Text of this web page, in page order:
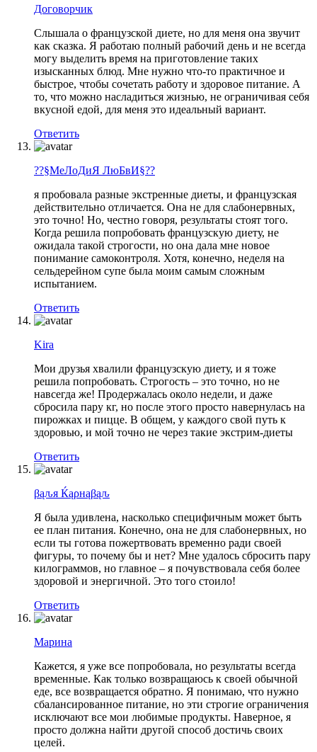
Договорчик
Слышала о французской диете, но для меня она звучит
как сказка. Я работаю полный рабочий день и не всегда
могу выделить время на приготовление таких
изысканных блюд. Мне нужно что-то практичное и
быстрое, чтобы сочетать работу и здоровое питание. А
то, что можно насладиться жизнью, не ограничивая себя
вкусной едой, для меня это идеальный вариант.
Ответить
??§МеЛоДиЯ ЛюБвИ§??
я пробовала разные экстренные диеты, и французская
действительно отличается. Она не для слабонервных,
это точно! Но, честно говоря, результаты стоят того.
Когда решила попробовать французскую диету, не
ожидала такой строгости, но она дала мне новое
понимание самоконтроля. Хотя, конечно, неделя на
сельдерейном супе была моим самым сложным
испытанием.
Ответить
Kira
Мои друзья хвалили французскую диету, и я тоже
решила попробовать. Строгость – это точно, но не
навсегда же! Продержалась около недели, и даже
сбросила пару кг, но после этого просто навернулась на
пирожках и пицце. В общем, у каждого свой путь к
здоровью, и мой точно не через такие экстрим-диеты
Ответить
βąԉя Ќąρнąβąԉ
Я была удивлена, насколько специфичным может быть
ее план питания. Конечно, она не для слабонервных, но
если ты готова пожертвовать временно ради своей
фигуры, то почему бы и нет? Мне удалось сбросить пару
килограммов, но главное – я почувствовала себя более
здоровой и энергичной. Это того стоило!
Ответить
Марина
Кажется, я уже все попробовала, но результаты всегда
временные. Как только возвращаюсь к своей обычной
еде, все возвращается обратно. Я понимаю, что нужно
сбалансированное питание, но эти строгие ограничения
исключают все мои любимые продукты. Наверное, я
просто должна найти другой способ достичь своих
целей.